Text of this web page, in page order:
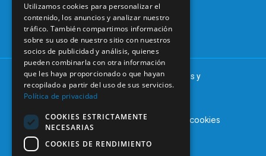
91 561 29 05
informacion@coem.org.es
Tablón de
anuncios
© 2025 – COEM – Colegio Oficial de Odontólogos y
Estomatólogos de la I región
Aviso legalPolítica de privacidad Política de cookies
Utilizamos cookies para personalizar el
contenido, los anuncios y analizar nuestro
tráfico. También compartimos información
sobre su uso de nuestro sitio con nuestros
socios de publicidad y análisis, quienes
pueden combinarla con otra información
que les haya proporcionado o que hayan
recopilado a partir del uso de sus servicios.
Política de privacidad
COOKIES ESTRICTAMENTE
NECESARIAS
COOKIES DE RENDIMIENTO